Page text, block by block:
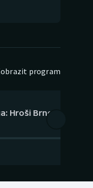
program
Hroši Brno – Eagles